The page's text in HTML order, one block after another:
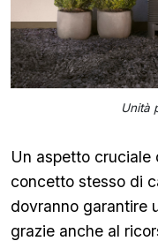
Unità
Un aspetto
concetto stesso di
dovranno garantire
grazie anche al